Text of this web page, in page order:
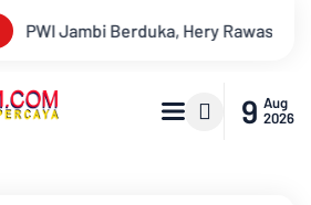
Jambi Tutup Usia Menapaki
9 Aug
2026